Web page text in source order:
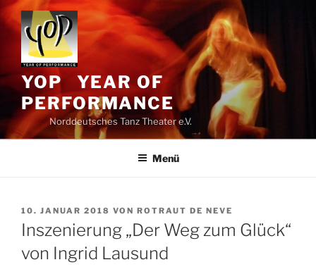
Zum
Inhalt
springen
YOP YEAR OF
PERFORMANCE
Norddeutsches Tanz Theater e.V.
Menü
VERÖFFENTLICHT
AM
10. JANUAR 2018 VON ROTRAUT DE NEVE
Inszenierung „Der Weg zum Glück“
von Ingrid Lausund